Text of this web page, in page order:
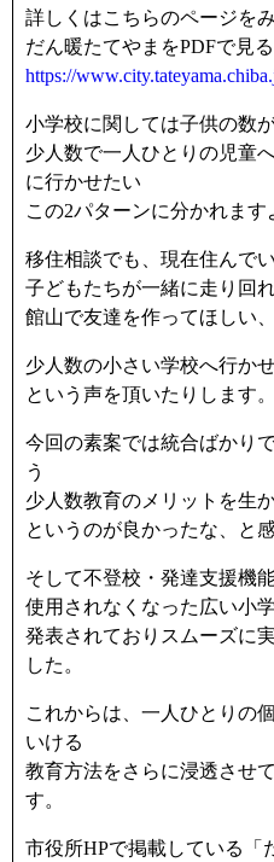
詳しくはこちらのページを
だん暖たてやまをPDFで見
https://
小学校に関しては子供の数
少人数で一人ひとりの児童
に行かせたい
この2パターンに分かれます
移住相談でも、現在住んで
子どもたちが一緒に走り回
館山で友達を作ってほしい
少人数の小さい学校へ行か
という声を頂いたりします。
今回の素案では統合ばかり
う
少人数教育のメリットを生
というのが良かったな、と感
そして不登校・発達支援機
使用されなくなった広い小
発表されておりスムーズに
した。
これからは、一人ひとりの
いける
教育方法をさらに浸透させ
す。
市役所HPで掲載している「